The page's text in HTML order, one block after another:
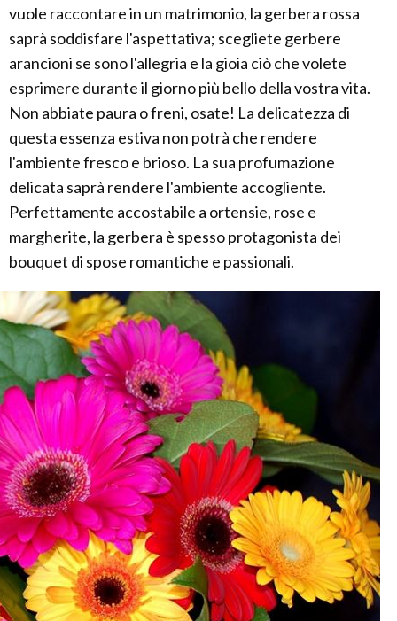
vuole raccontare in un matrimonio, la gerbera rossa
saprà soddisfare l'aspettativa; scegliete gerbere
arancioni se sono l'allegria e la gioia ciò che volete
esprimere durante il giorno più bello della vostra vita.
Non abbiate paura o freni, osate! La delicatezza di
questa essenza estiva non potrà che rendere
l'ambiente fresco e brioso. La sua profumazione
delicata saprà rendere l'ambiente accogliente.
Perfettamente accostabile a ortensie, rose e
margherite, la gerbera è spesso protagonista dei
bouquet di spose romantiche e passionali.